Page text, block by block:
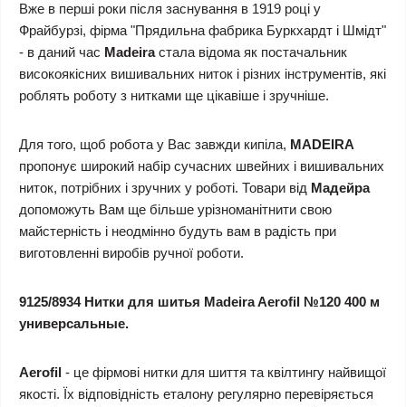
Вже в перші роки після заснування в 1919 році у
Фрайбурзі, фірма "Прядильна фабрика Буркхардт і Шмідт"
- в даний час Madeiraстала відома як постачальник
високоякісних вишивальних ниток і різних інструментів, які
роблять роботу з нитками ще цікавіше і зручніше.
Для того, щоб робота у Вас завжди кипіла, MADEIRA
пропонує широкий набір сучасних швейних і вишивальних
ниток, потрібних і зручних у роботі. Товари від Мадейра
допоможуть Вам ще більше урізноманітнити свою
майстерність і неодмінно будуть вам в радість при
виготовленні виробів ручної роботи.
9125/8934 Нитки для шитья Madeira Aerofil №120 400 м
универсальные.
Aerofil - це фірмові нитки для шиття та квілтингу найвищої
якості. Їх відповідність еталону регулярно перевіряється